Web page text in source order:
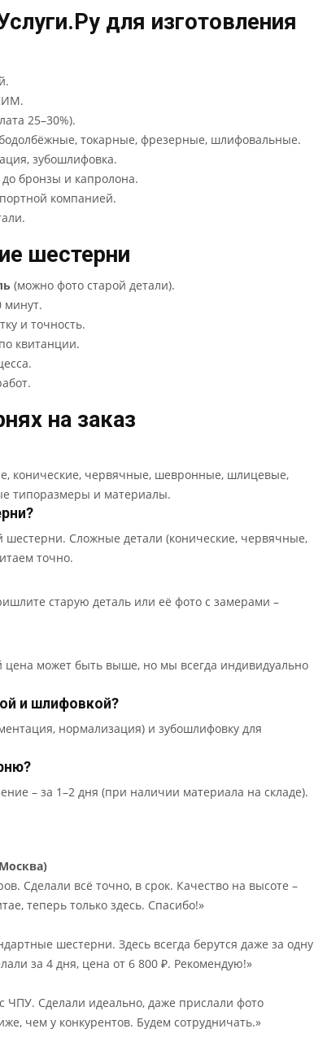
для изготовления
25–30%).
токарные, фрезерные, шлифовальные.
зубошлифовка.
бронзы и капролона.
компанией.
шестерни
(можно фото старой детали).
минут.
и точность.
квитанции.
на заказ
конические, червячные, шевронные, шлицевые,
типоразмеры и материалы.
шестерни. Сложные детали (конические, червячные,
точно.
старую деталь или её фото с замерами –
может быть выше, но мы всегда индивидуально
и шлифовкой?
нормализация) и зубошлифовку для
– за 1–2 дня (при наличии материала на складе).
Сделали всё точно, в срок. Качество на высоте –
теперь только здесь. Спасибо!»
шестерни. Здесь всегда берутся даже за одну
за 4 дня, цена от 6 800 ₽. Рекомендую!»
ЧПУ. Сделали идеально, даже прислали фото
чем у конкурентов. Будем сотрудничать.»